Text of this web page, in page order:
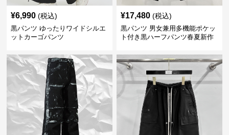
¥6,990 (税込)
黒パンツ ゆったりワイドシルエ
ットカーゴパンツ
¥17,480 (税込)
黒パンツ 男女兼用多機能ポケッ
ト付き黒ハーフパンツ春夏新作